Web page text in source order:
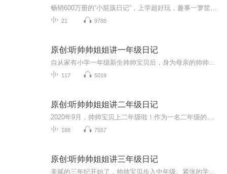
21 9788
原创:听帅帅姐姐讲一年级日记
117 5019
原创:听帅帅姐姐讲二年级日记
188 7557
原创:听帅帅姐姐讲三年级日记